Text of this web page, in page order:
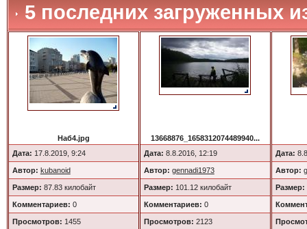
5 последних загруженных
Наб4.jpg
Дата: 17.8.2019, 9:24
Автор: kubanoid
Размер: 87.83 килобайт
Комментариев: 0
Просмотров: 1455
13668876_1658312074489940...
Дата: 8.8.2016, 12:19
Автор: gennadi1973
Размер: 101.12 килобайт
Комментариев: 0
Просмотров: 2123
Дата:
Автор:
Размер: